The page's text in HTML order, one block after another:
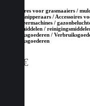
Accessoires voor grasmaaiers /
houtversnipperaars / Accessoires
verticuteermachines /
/ smeermiddelen /
Verbruiksgoederen /
Verbruiksgoederen
€